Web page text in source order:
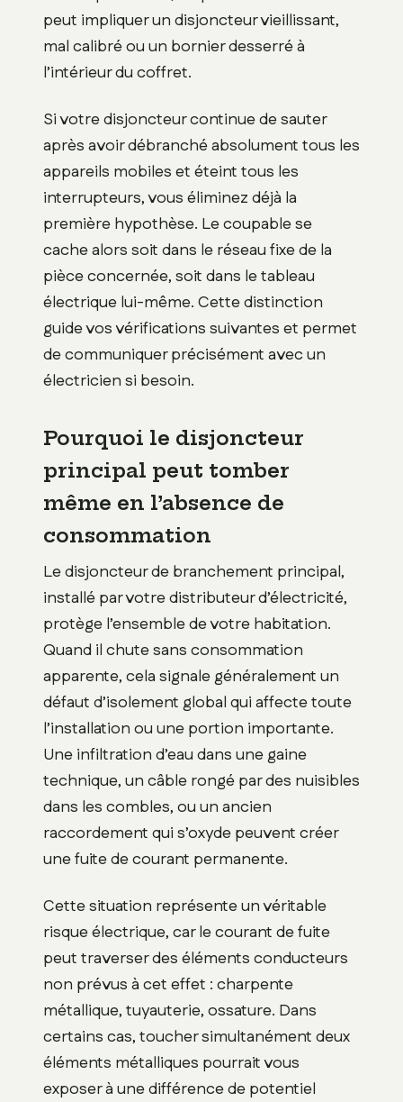
peut impliquer un disjoncteur vieillissant,
mal calibré ou un bornier desserré à
l’intérieur du coffret.
Si votre disjoncteur continue de sauter
après avoir débranché absolument tous les
appareils mobiles et éteint tous les
interrupteurs, vous éliminez déjà la
première hypothèse. Le coupable se
cache alors soit dans le réseau fixe de la
pièce concernée, soit dans le tableau
électrique lui-même. Cette distinction
guide vos vérifications suivantes et permet
de communiquer précisément avec un
électricien si besoin.
Pourquoi le disjoncteur
principal peut tomber
même en l’absence de
consommation
Le disjoncteur de branchement principal,
installé par votre distributeur d’électricité,
protège l’ensemble de votre habitation.
Quand il chute sans consommation
apparente, cela signale généralement un
défaut d’isolement global qui affecte toute
l’installation ou une portion importante.
Une infiltration d’eau dans une gaine
technique, un câble rongé par des nuisibles
dans les combles, ou un ancien
raccordement qui s’oxyde peuvent créer
une fuite de courant permanente.
Cette situation représente un véritable
risque électrique, car le courant de fuite
peut traverser des éléments conducteurs
non prévus à cet effet : charpente
métallique, tuyauterie, ossature. Dans
certains cas, toucher simultanément deux
éléments métalliques pourrait vous
exposer à une différence de potentiel